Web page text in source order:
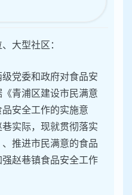
大型社区：
党委和政府对食品安
青浦区建设市民满意
安全工作的实施意
实际，现就贯彻落实
、推进市民满意的食品
赵巷镇食品安全工作